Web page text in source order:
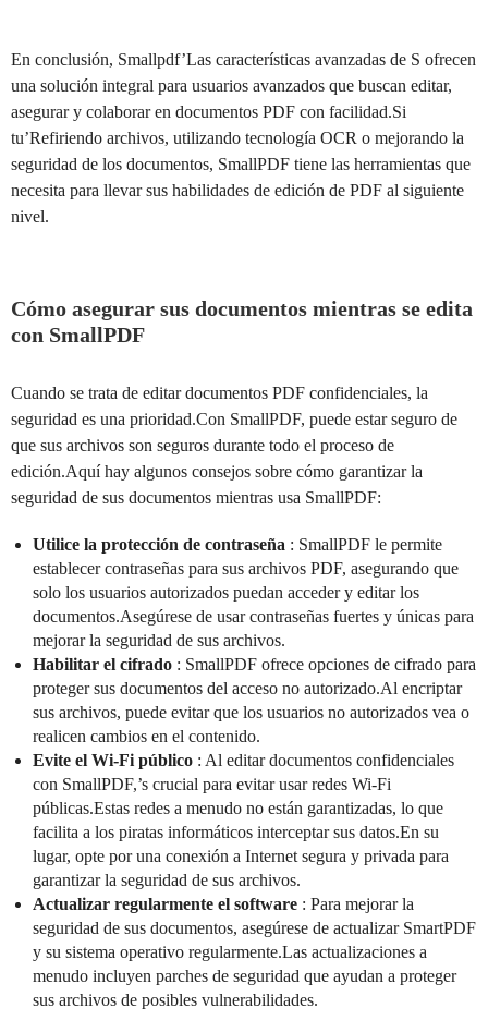
En conclusión, Smallpdf’Las características avanzadas de S ofrecen
una solución integral para usuarios avanzados que buscan editar,
asegurar y colaborar en documentos PDF con facilidad.Si
tu’Refiriendo archivos, utilizando tecnología OCR o mejorando la
seguridad de los documentos, SmallPDF tiene las herramientas que
necesita para llevar sus habilidades de edición de PDF al siguiente
nivel.
Cómo asegurar sus documentos mientras se edita
con SmallPDF
Cuando se trata de editar documentos PDF confidenciales, la
seguridad es una prioridad.Con SmallPDF, puede estar seguro de
que sus archivos son seguros durante todo el proceso de
edición.Aquí hay algunos consejos sobre cómo garantizar la
seguridad de sus documentos mientras usa SmallPDF:
Utilice la protección de contraseña : SmallPDF le permite
establecer contraseñas para sus archivos PDF, asegurando que
solo los usuarios autorizados puedan acceder y editar los
documentos.Asegúrese de usar contraseñas fuertes y únicas para
mejorar la seguridad de sus archivos.
Habilitar el cifrado : SmallPDF ofrece opciones de cifrado para
proteger sus documentos del acceso no autorizado.Al encriptar
sus archivos, puede evitar que los usuarios no autorizados vea o
realicen cambios en el contenido.
Evite el Wi-Fi público : Al editar documentos confidenciales
con SmallPDF,’s crucial para evitar usar redes Wi-Fi
públicas.Estas redes a menudo no están garantizadas, lo que
facilita a los piratas informáticos interceptar sus datos.En su
lugar, opte por una conexión a Internet segura y privada para
garantizar la seguridad de sus archivos.
Actualizar regularmente el software : Para mejorar la
seguridad de sus documentos, asegúrese de actualizar SmartPDF
y su sistema operativo regularmente.Las actualizaciones a
menudo incluyen parches de seguridad que ayudan a proteger
sus archivos de posibles vulnerabilidades.